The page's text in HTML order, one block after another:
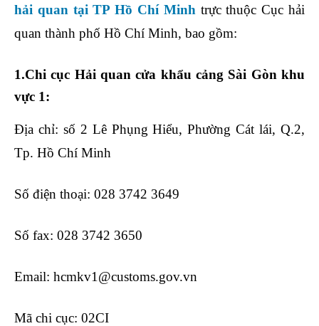
hải quan tại TP Hồ Chí Minh trực thuộc Cục hải
quan thành phố Hồ Chí Minh, bao gồm:
1.Chi cục Hải quan cửa khẩu cảng Sài Gòn khu
vực 1:
Địa chỉ: số 2 Lê Phụng Hiểu, Phường Cát lái, Q.2,
Tp. Hồ Chí Minh
Số điện thoại: 028 3742 3649
Số fax: 028 3742 3650
Email: hcmkv1@customs.gov.vn
Mã chi cục: 02CI